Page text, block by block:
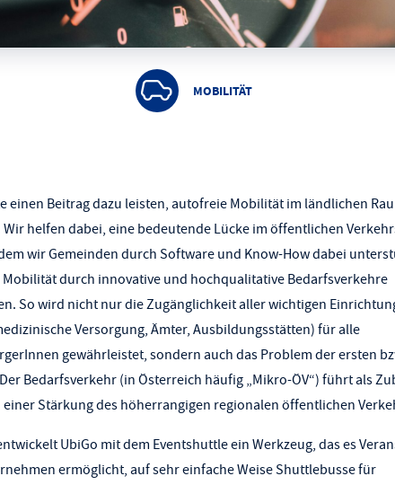
MOBILITÄT
einen Beitrag dazu leisten, autofreie Mobilität im ländlichen
helfen dabei, eine bedeutende Lücke im öffentlichen
wir Gemeinden durch Software und Know-How dabei
durch innovative und hochqualitative Bedarfsverkehre
So wird nicht nur die Zugänglichkeit aller wichtigen
Versorgung, Ämter, Ausbildungsstätten) für alle
gewährleistet, sondern auch das Problem der ersten
Bedarfsverkehr (in Österreich häufig „Mikro-ÖV“) führt als
Stärkung des höherrangigen regionalen öffentlichen
UbiGo mit dem Eventshuttle ein Werkzeug, das es
ermöglicht, auf sehr einfache Weise Shuttlebusse für